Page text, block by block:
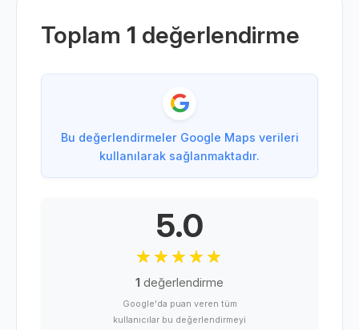
Toplam 1 değerlendirme
Bu değerlendirmeler Google Maps verileri
kullanılarak sağlanmaktadır.
5.0
1 değerlendirme
Google'da puan veren tüm
kullanıcılar bu değerlendirmeyi